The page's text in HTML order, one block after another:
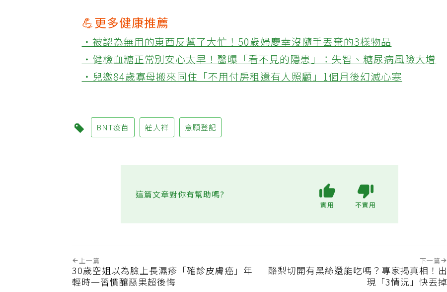
💪更多健康推薦
‧被認為無用的東西反幫了大忙！50歲婦慶幸沒隨手丟棄的3樣物品
‧健檢血糖正常別安心太早！醫曝「看不見的隱患」：失智、糖尿病風險大增
‧兒邀84歲寡母搬來同住「不用付房租還有人照顧」1個月後幻滅心寒
BNT疫苗 莊人祥 意願登記
上一篇
30歲空姐以為臉上長濕疹「確診皮膚癌」年
下一篇
酪梨切開有黑絲還能吃嗎？專家揭真相！出